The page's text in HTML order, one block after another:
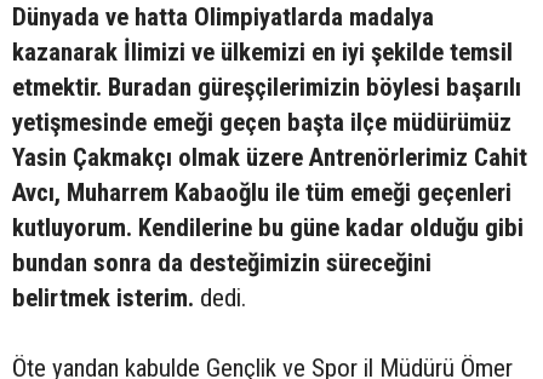
Dünyada ve hatta Olimpiyatlarda madalya
kazanarak İlimizi ve ülkemizi en iyi şekilde temsil
etmektir. Buradan güreşçilerimizin böylesi başarılı
yetişmesinde emeği geçen başta ilçe müdürümüz
Yasin Çakmakçı olmak üzere Antrenörlerimiz Cahit
Avcı, Muharrem Kabaoğlu ile tüm emeği geçenleri
kutluyorum. Kendilerine bu güne kadar olduğu gibi
bundan sonra da desteğimizin süreceğini
belirtmek isterim. dedi.
Öte yandan kabulde Gençlik ve Spor il Müdürü Ömer